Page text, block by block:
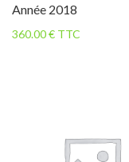
Année 2018
360.00 € TTC